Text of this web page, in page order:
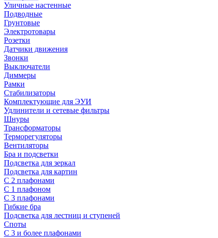
Уличные настенные
Подводные
Грунтовые
Электротовары
Розетки
Датчики движения
Звонки
Выключатели
Диммеры
Рамки
Стабилизаторы
Комплектующие для ЭУИ
Удлинители и сетевые фильтры
Шнуры
Трансформаторы
Терморегуляторы
Вентиляторы
Бра и подсветки
Подсветка для зеркал
Подсветка для картин
С 2 плафонами
С 1 плафоном
С 3 плафонами
Гибкие бра
Подсветка для лестниц и ступеней
Споты
С 3 и более плафонами